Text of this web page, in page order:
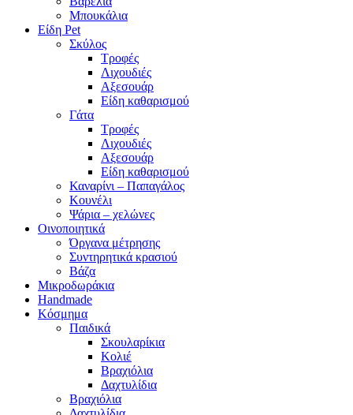
Μπουκάλια
Είδη Pet
Σκύλος
Τροφές
Λιχουδιές
Αξεσουάρ
Είδη καθαρισμού
Γάτα
Τροφές
Λιχουδιές
Αξεσουάρ
Είδη καθαρισμού
Καναρίνι – Παπαγάλος
Κουνέλι
Ψάρια – χελώνες
Οινοποιητικά
Όργανα μέτρησης
Συντηρητικά κρασιού
Βάζα
Μικροδωράκια
Handmade
Κόσμημα
Παιδικά
Σκουλαρίκια
Κολιέ
Βραχιόλια
Δαχτυλίδια
Βραχιόλια